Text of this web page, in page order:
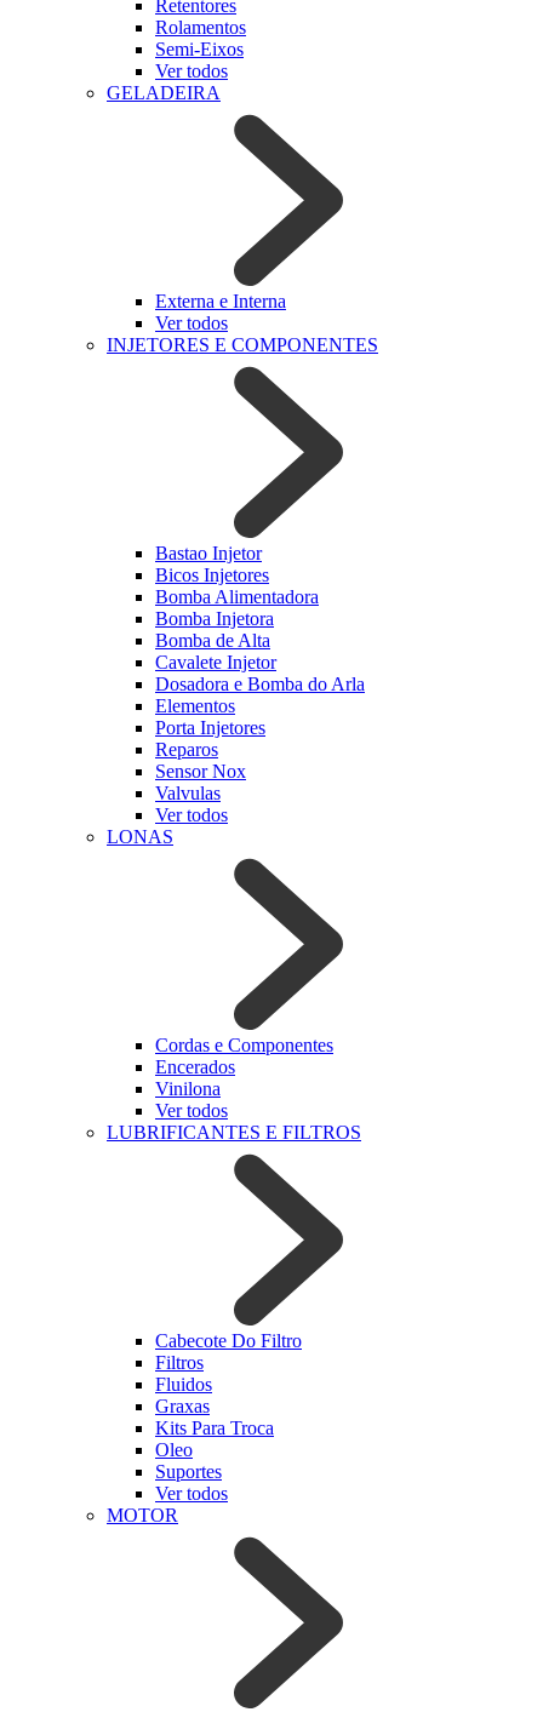
Retentores
Rolamentos
Semi-Eixos
Ver todos
GELADEIRA
Externa e Interna
Ver todos
INJETORES E COMPONENTES
Bastao Injetor
Bicos Injetores
Bomba Alimentadora
Bomba Injetora
Bomba de Alta
Cavalete Injetor
Dosadora e Bomba do Arla
Elementos
Porta Injetores
Reparos
Sensor Nox
Valvulas
Ver todos
LONAS
Cordas e Componentes
Encerados
Vinilona
Ver todos
LUBRIFICANTES E FILTROS
Cabecote Do Filtro
Filtros
Fluidos
Graxas
Kits Para Troca
Oleo
Suportes
Ver todos
MOTOR